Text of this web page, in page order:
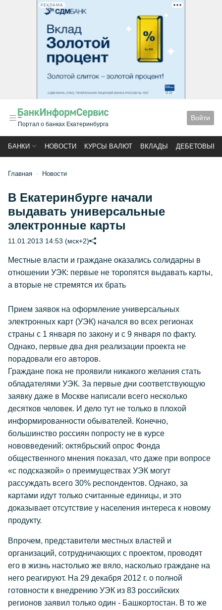
РЕКЛАМА
Портал о банках Екатеринбурга
Войти
БАНКИ НОВОСТИ КУРСЫ ВАЛЮТ ВКЛАДЫ ДЕБЕТОВЫЕ
Главная Новости
В Екатеринбурге начали
выдавать универсальные
электронные карты
11.01.2013 14:53 (мск+2)
Местные власти и граждане оказались солидарны в
отношении УЭК: первые не торопятся выдавать карты,
а вторые не стремятся их брать
Прием заявок на оформление универсальных
электронных карт (УЭК) начался во всех регионах
страны с 1 января по закону и с 9 января по факту.
Однако, первые два дня реализации проекта не
порадовали его авторов.
Граждане пока не проявили никакого желания стать
обладателями УЭК. За первые дни соответствующую
заявку даже в Москве написали всего несколько
десятков человек. И дело тут не только в плохой
информированности обывателей. Конечно,
большинство россиян попросту не в курсе
нововведений: октябрьский опрос Фонда
общественного мнения показал, что даже при вопросе
«с подсказкой» о преимуществах УЭК могут
рассуждать всего 30% респондентов. Однако, за
картами идут только считанные единицы, и это
доказывает отсутствие у населения интереса к новому
продукту.
Впрочем, представители местных властей и
организаций, сотрудничающих с проектом, проводят
его в жизнь настолько же вяло, насколько граждане на
него реагируют. На 29 декабря 2012 г. о полной
готовности к внедрению УЭК из 83 российских
регионов заявил только один - Башкортостан. В то же